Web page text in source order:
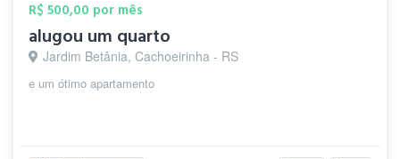
R$ 500,00 por mês
alugou um quarto
Jardim Betânia, Cachoeirinha - RS
e um ótimo apartamento